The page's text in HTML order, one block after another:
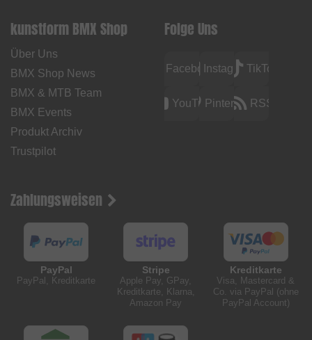
kunstform BMX Shop
Über Uns
BMX Shop News
BMX & MTB Team
BMX Events
Produkt Archiv
Trustpilot
Folge Uns
FacebookInstagramTikTok
YouTubePinterest RSS
Zahlungsweisen
PayPal
PayPal, Kreditkarte
Stripe
Apple Pay, GPay,
Kreditkarte, Klarna,
Amazon Pay
Kreditkarte
Visa, Mastercard &
Co. via PayPal (ohne
PayPal Account)